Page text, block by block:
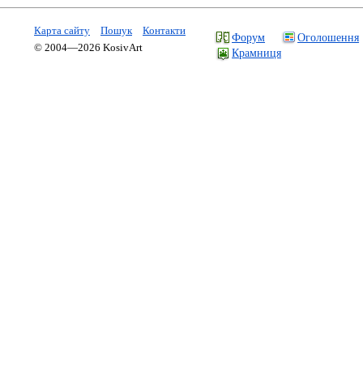
Карта сайту Пошук
Контакти
© 2004—2026 KosivArt
Форум
Оголошення
Крамниця